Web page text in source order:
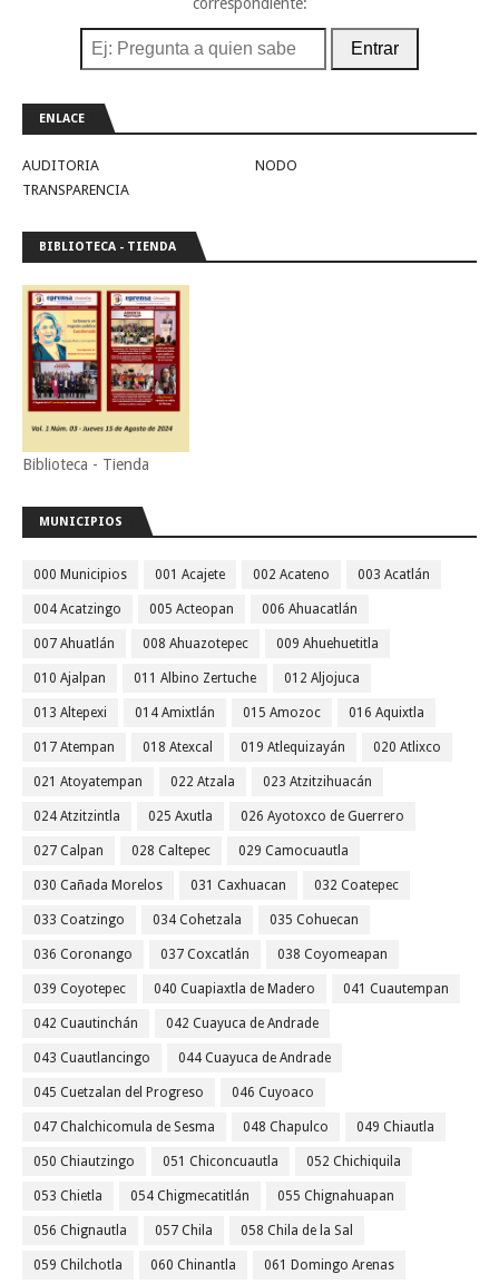
Entrar
ENLACE
AUDITORIA
NODO
TRANSPARENCIA
BIBLIOTECA - TIENDA
Biblioteca - Tienda
MUNICIPIOS
000 Municipios 001 Acajete 002 Acateno 003 Acatlán
004 Acatzingo 005 Acteopan 006 Ahuacatlán
007 Ahuatlán 008 Ahuazotepec 009 Ahuehuetitla
010 Ajalpan 011 Albino Zertuche 012 Aljojuca
013 Altepexi 014 Amixtlán 015 Amozoc 016 Aquixtla
017 Atempan 018 Atexcal 019 Atlequizayán 020 Atlixco
021 Atoyatempan 022 Atzala 023 Atzitzihuacán
024 Atzitzintla 025 Axutla 026 Ayotoxco de Guerrero
027 Calpan 028 Caltepec 029 Camocuautla
030 Cañada Morelos 031 Caxhuacan 032 Coatepec
033 Coatzingo 034 Cohetzala 035 Cohuecan
036 Coronango 037 Coxcatlán 038 Coyomeapan
039 Coyotepec 040 Cuapiaxtla de Madero 041 Cuautempan
042 Cuautinchán 042 Cuayuca de Andrade
043 Cuautlancingo 044 Cuayuca de Andrade
045 Cuetzalan del Progreso 046 Cuyoaco
047 Chalchicomula de Sesma 048 Chapulco 049 Chiautla
050 Chiautzingo 051 Chiconcuautla 052 Chichiquila
053 Chietla 054 Chigmecatitlán 055 Chignahuapan
056 Chignautla 057 Chila 058 Chila de la Sal
059 Chilchotla 060 Chinantla 061 Domingo Arenas